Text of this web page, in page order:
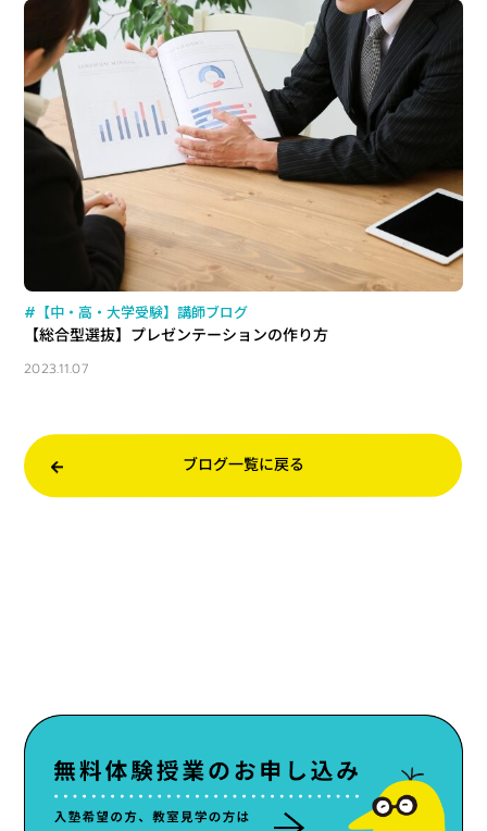
#【中・高・大学受験】講師ブログ
【総合型選抜】プレゼンテーションの作り方
2023.11.07
ブログ一覧に戻る